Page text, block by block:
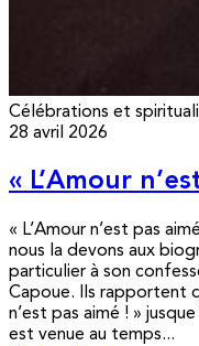
Célébrations et
28 avril 2026
« L’Amour
« L’Amour n’est pas
nous la devons aux
particulier à son
Capoue. Ils rapportent
n’est pas aimé ! »
est venue au temps...